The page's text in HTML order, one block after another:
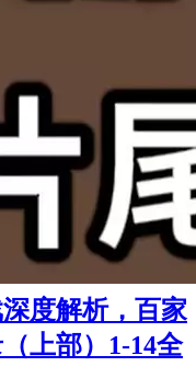
度解析，百家
上部）1-14全